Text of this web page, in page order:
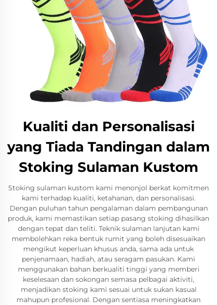
Kualiti dan Personalisasi
yang Tiada Tandingan dalam
Stoking Sulaman Kustom
Stoking sulaman kustom kami menonjol berkat komitmen
kami terhadap kualiti, ketahanan, dan personalisasi.
Dengan puluhan tahun pengalaman dalam pembangunan
produk, kami memastikan setiap pasang stoking dihasilkan
dengan tepat dan teliti. Teknik sulaman lanjutan kami
membolehkan reka bentuk rumit yang boleh disesuaikan
mengikut keperluan khusus anda, sama ada untuk
penjenamaan, hadiah, atau seragam pasukan. Kami
menggunakan bahan berkualiti tinggi yang memberi
keselesaan dan sokongan semasa pelbagai aktiviti,
menjadikan stoking kami sesuai untuk sukan kasual
mahupun profesional. Dengan sentiasa meningkatkan